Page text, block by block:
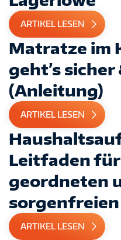
ARTIKEL LESEN
Matratze im
geht’s
(Anleitung)
ARTIKEL LESEN
Leitfaden
geordneten
ARTIKEL LESEN